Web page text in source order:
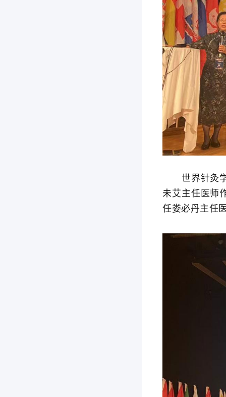
世界针灸学
未艾主任医师
任娄必丹主任